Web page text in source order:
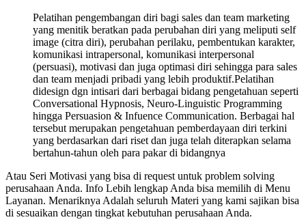
Pelatihan pengembangan diri bagi sales dan team marketing
yang menitik beratkan pada perubahan diri yang meliputi self
image (citra diri), perubahan perilaku, pembentukan karakter,
komunikasi intrapersonal, komunikasi interpersonal
(persuasi), motivasi dan juga optimasi diri sehingga para sales
dan team menjadi pribadi yang lebih produktif.Pelatihan
didesign dgn intisari dari berbagai bidang pengetahuan seperti
Conversational Hypnosis, Neuro-Linguistic Programming
hingga Persuasion & Infuence Communication. Berbagai hal
tersebut merupakan pengetahuan pemberdayaan diri terkini
yang berdasarkan dari riset dan juga telah diterapkan selama
bertahun-tahun oleh para pakar di bidangnya
Atau Seri Motivasi yang bisa di request untuk problem solving
perusahaan Anda. Info Lebih lengkap Anda bisa memilih di Menu
Layanan. Menariknya Adalah seluruh Materi yang kami sajikan bisa
di sesuaikan dengan tingkat kebutuhan perusahaan Anda.